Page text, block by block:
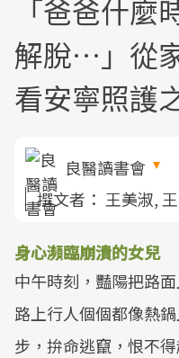
「爸爸什
解脫…」從
看安寧照護
良醫讀書會
撰文者： 王美淑,
身心瀕臨崩潰的女兒
中午時刻，豔陽把路
路上行人個個都像熱
步，拚命逃竄，恨不